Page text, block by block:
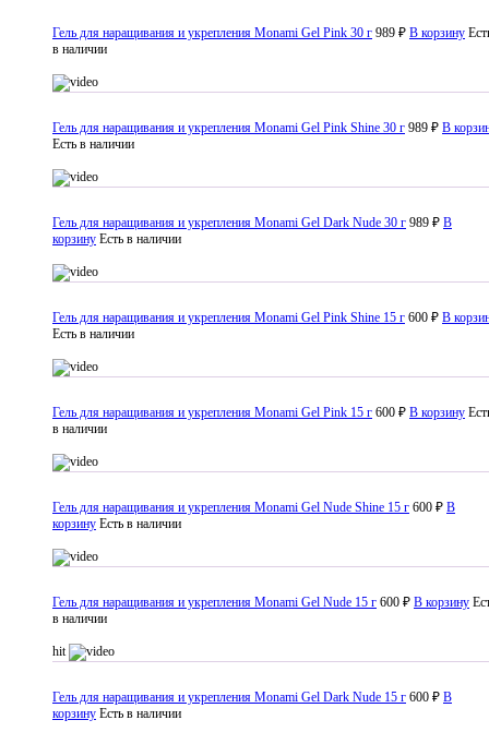
Гель для наращивания и укрепления Monami Gel Pink 30 г 989 ₽ В корзину
в наличии
Гель для наращивания и укрепления Monami Gel Pink Shine 30 г 989 ₽ В
Есть в наличии
Гель для наращивания и укрепления Monami Gel Dark Nude 30 г 989 ₽ В
корзину Есть в наличии
Гель для наращивания и укрепления Monami Gel Pink Shine 15 г 600 ₽ В
Есть в наличии
Гель для наращивания и укрепления Monami Gel Pink 15 г 600 ₽ В корзину
в наличии
Гель для наращивания и укрепления Monami Gel Nude Shine 15 г 600 ₽ В
корзину Есть в наличии
Гель для наращивания и укрепления Monami Gel Nude 15 г 600 ₽ В корзину
в наличии
hit
Гель для наращивания и укрепления Monami Gel Dark Nude 15 г 600 ₽ В
корзину Есть в наличии